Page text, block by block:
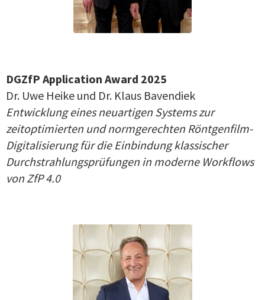
DGZfP Application Award 2025
Dr. Uwe Heike und Dr. Klaus Bavendiek
Entwicklung eines neuartigen Systems zur
zeitoptimierten und normgerechten Röntgenfilm-
Digitalisierung für die Einbindung klassischer
Durchstrahlungsprüfungen in moderne Workflows
von ZfP 4.0